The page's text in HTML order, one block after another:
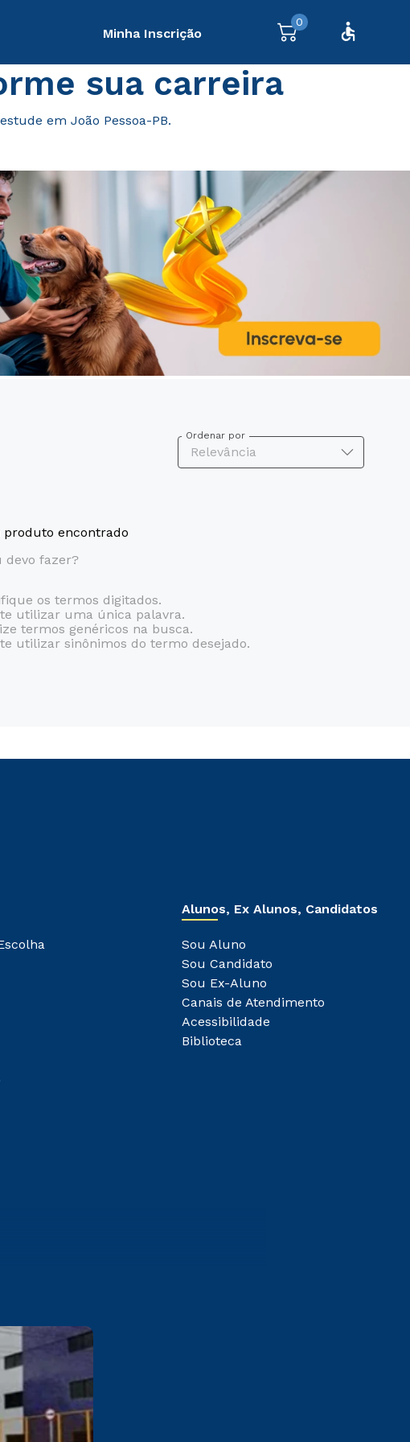
Minha Inscrição
0
sua carreira
em João Pessoa-PB.
Ordenar por
Relevância
produto encontrado
devo fazer?
os termos digitados.
utilizar uma única palavra.
termos genéricos na busca.
utilizar sinônimos do termo desejado.
Alunos, Ex Alunos, Candidatos
Sou Aluno
Sou Candidato
Sou Ex-Aluno
Canais de Atendimento
Acessibilidade
Biblioteca